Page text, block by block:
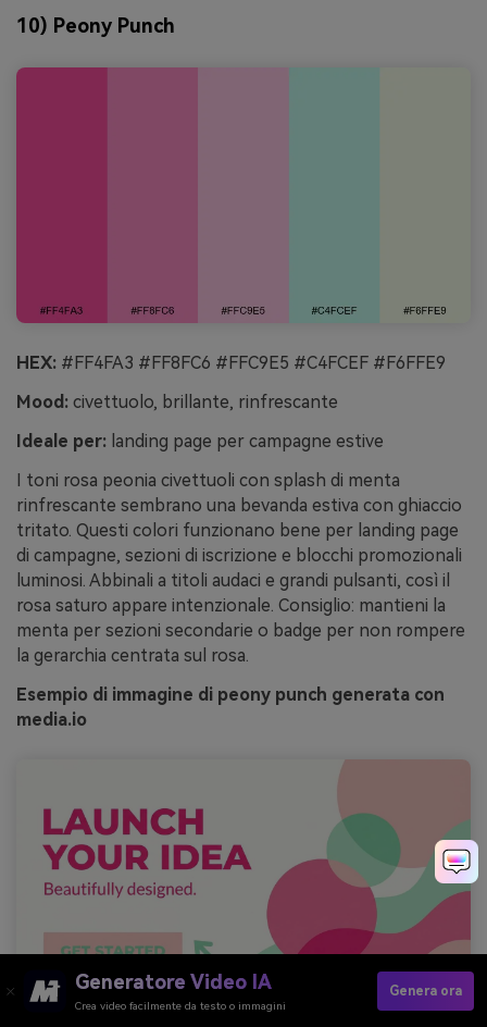
10) Peony Punch
HEX: #FF4FA3 #FF8FC6 #FFC9E5 #C4FCEF #F6FFE9
Mood: civettuolo, brillante, rinfrescante
Ideale per: landing page per campagne estive
I toni rosa peonia civettuoli con splash di menta
rinfrescante sembrano una bevanda estiva con ghiaccio
tritato. Questi colori funzionano bene per landing page
di campagne, sezioni di iscrizione e blocchi promozionali
luminosi. Abbinali a titoli audaci e grandi pulsanti, così il
rosa saturo appare intenzionale. Consiglio: mantieni la
menta per sezioni secondarie o badge per non rompere
la gerarchia centrata sul rosa.
Esempio di immagine di peony punch generata con
media.io
Generatore Video IA
Crea video facilmente da testo o immagini
Genera ora